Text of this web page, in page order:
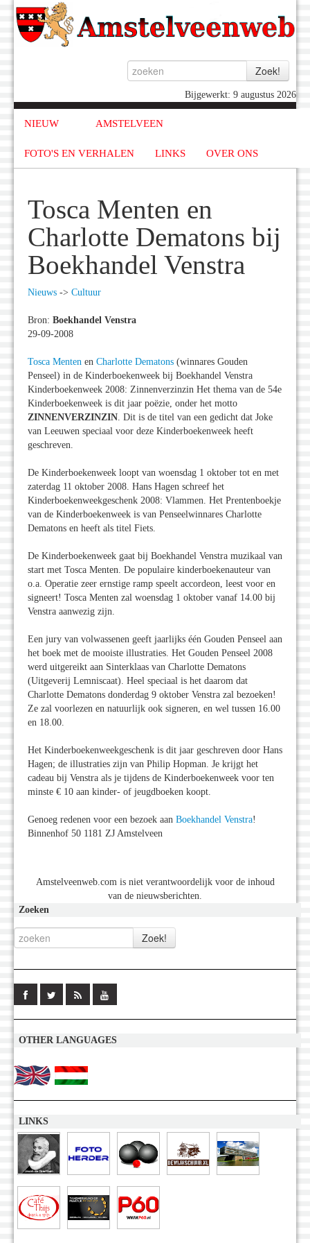
Bijgewerkt: 9 augustus 2026
NIEUW AMSTELVEEN
FOTO'S EN VERHALEN LINKS OVER ONS
Tosca Menten en
Charlotte Dematons bij
Boekhandel Venstra
Nieuws -> Cultuur
Bron: Boekhandel Venstra
29-09-2008
Tosca Menten en Charlotte Dematons (winnares Gouden
Penseel) in de Kinderboekenweek bij Boekhandel Venstra
Kinderboekenweek 2008: Zinnenverzinzin Het thema van de 54e
Kinderboekenweek is dit jaar poëzie, onder het motto
ZINNENVERZINZIN. Dit is de titel van een gedicht dat Joke
van Leeuwen speciaal voor deze Kinderboekenweek heeft
geschreven.
De Kinderboekenweek loopt van woensdag 1 oktober tot en met
zaterdag 11 oktober 2008. Hans Hagen schreef het
Kinderboekenweekgeschenk 2008: Vlammen. Het Prentenboekje
van de Kinderboekenweek is van Penseelwinnares Charlotte
Dematons en heeft als titel Fiets.
De Kinderboekenweek gaat bij Boekhandel Venstra muzikaal van
start met Tosca Menten. De populaire kinderboekenauteur van
o.a. Operatie zeer ernstige ramp speelt accordeon, leest voor en
signeert! Tosca Menten zal woensdag 1 oktober vanaf 14.00 bij
Venstra aanwezig zijn.
Een jury van volwassenen geeft jaarlijks één Gouden Penseel aan
het boek met de mooiste illustraties. Het Gouden Penseel 2008
werd uitgereikt aan Sinterklaas van Charlotte Dematons
(Uitgeverij Lemniscaat). Heel speciaal is het daarom dat
Charlotte Dematons donderdag 9 oktober Venstra zal bezoeken!
Ze zal voorlezen en natuurlijk ook signeren, en wel tussen 16.00
en 18.00.
Het Kinderboekenweekgeschenk is dit jaar geschreven door Hans
Hagen; de illustraties zijn van Philip Hopman. Je krijgt het
cadeau bij Venstra als je tijdens de Kinderboekenweek voor ten
minste € 10 aan kinder- of jeugdboeken koopt.
Genoeg redenen voor een bezoek aan Boekhandel Venstra!
Binnenhof 50 1181 ZJ Amstelveen
Amstelveenweb.com is niet verantwoordelijk voor de inhoud
van de nieuwsberichten.
Zoeken
OTHER LANGUAGES
LINKS